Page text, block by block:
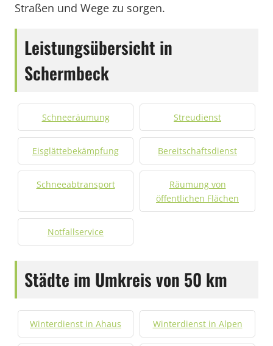
Straßen und Wege zu sorgen.
Leistungsübersicht in
Schermbeck
Schneeräumung Streudienst
Eisglättebekämpfung Bereitschaftsdienst
Schneeabtransport
Räumung von
öffentlichen Flächen
Notfallservice
Städte im Umkreis von 50 km
Winterdienst in Ahaus Winterdienst in Alpen